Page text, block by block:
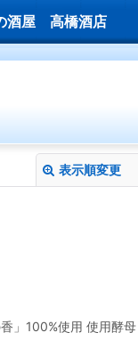
酒屋 高橋酒店
表示順変更
100%使用 使用